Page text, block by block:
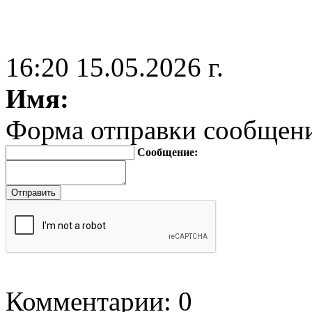
16:20 15.05.2026 г.
Имя:
Форма отправки
Сообщение:
Комментарии: 0